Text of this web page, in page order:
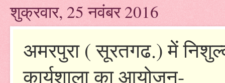
शुक्रवार, 25 नवंबर 2016
अमरपुरा ( सूरतगढ.) में
कार्यशाला का आयोजन-